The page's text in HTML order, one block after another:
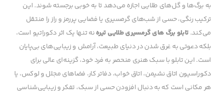
به برگ‌ها و گل‌های طلایی اجازه می‌دهد تا به خوبی برجسته شوند. این
ترکیب رنگی، حسی از شب‌های گرمسیری یا فضایی پررمز و راز را منتقل
می‌کند.تابلو برگ های گرمسیری طلایی تیرهنه تنها یک اثر دکوراتیو است،
بلکه دعوتی به غرق شدن در دنیای طبیعت، آرامش و زیبایی‌های بی‌پایان
است. این تابلو با سبک هنری منحصر به فرد خود، گزینه‌ای عالی برای
دکوراسیون اتاق نشیمن، اتاق خواب، دفاتر کار، فضاهای مجلل و لوکس، یا
هر مکانی است که به دنبال افزودن حسی از سبک، تفکر و زیبایی‌شناسی